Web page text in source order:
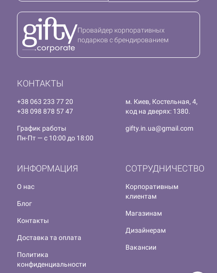
КОНТАКТЫ
+38 063 233 77 20
+38 098 878 57 47
м. Киев, Костельная, 4,
код на дверях: 1380.
График работы
Пн-Пт — с 10:00 до 18:00
gifty.in.ua@gmail.com
СОТРУДНИЧЕСТВО
Корпоративным
клиентам
Магазинам
Дизайнерам
Вакансии
ИНФОРМАЦИЯ
О нас
Блог
Контакты
Доставка та оплата
Политика
конфиденциальности
Провайдер корпоративных
подарков с брендированием